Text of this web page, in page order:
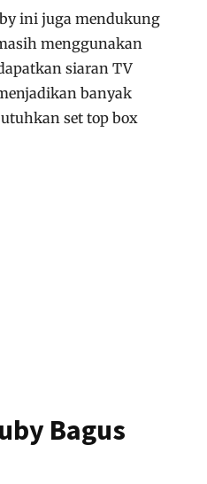
ini juga mendukung
menggunakan
siaran TV
banyak
set top box
Bagus